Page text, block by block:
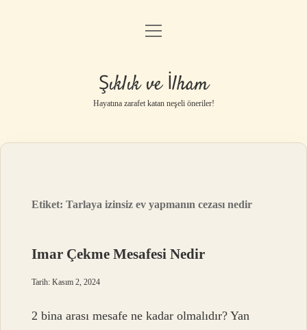
Anasayfa
Gizlilik Politikası
Yasal Uyarı
menüyü
Şıklık ve İlham
Hayatına zarafet katan neşeli öneriler!
Etiket:Tarlaya izinsiz ev yapmanın cezası nedir
Imar Çekme Mesafesi Nedir
Tarih: Kasım 2, 2024
2 bina arası mesafe ne kadar olmalıdır? Yan